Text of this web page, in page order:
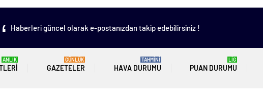
Haberleri güncel olarak e-postanızdan takip edebilirsiniz !
ANLIK
GAZETELER
GÜNLÜK
HAVA DURUMU
TAHMİNİ
PUAN DURUMU
LİG